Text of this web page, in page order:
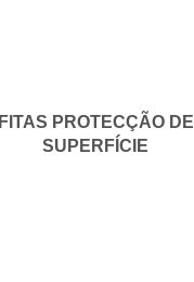
FITAS PROTECÇÃO DE
SUPERFÍCIE